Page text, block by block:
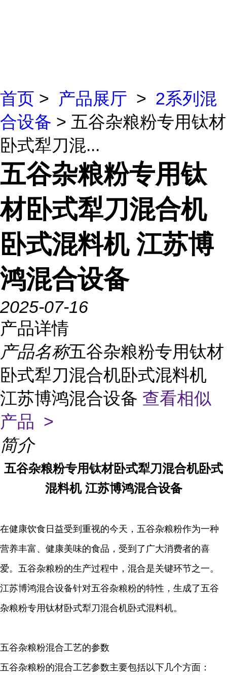
首页 > 产品展厅 > 2系列混
合设备 > 五谷杂粮粉专用钛材
卧式犁刀混...
五谷杂粮粉专用钛
材卧式犁刀混合机
卧式混料机 江苏博
鸿混合设备
2025-07-16
产品详情
产品名称五谷杂粮粉专用钛材
卧式犁刀混合机卧式混料机
江苏博鸿混合设备 查看相似
产品 >
简介
五谷杂粮粉专用钛材卧式犁刀混合机卧式
混料机 江苏博鸿混合设备
在健康饮食日益受到重视的今天，五谷杂粮粉作为一种
营养丰富、健康美味的食品，受到了广大消费者的喜
爱。五谷杂粮粉的生产过程中，混合是关键环节之一。
江苏博鸿混合设备针对五谷杂粮粉的特性，生成了五谷
杂粮粉专用钛材卧式犁刀混合机卧式混料机。
五谷杂粮粉混合工艺的参数
五谷杂粮粉的混合工艺参数主要包括以下几个方面：